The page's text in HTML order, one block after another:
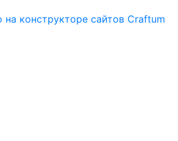
на конструкторе сайтов Craftum